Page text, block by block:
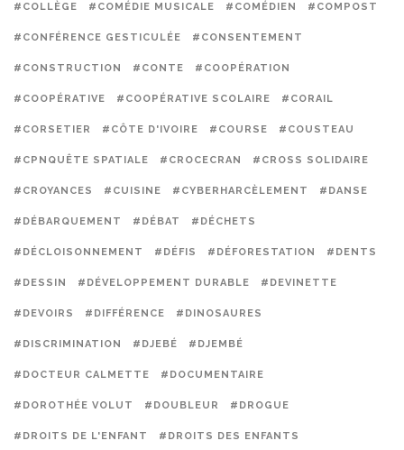
#COLLÈGE #COMÉDIE MUSICALE #COMÉDIEN #COMPOST
#CONFÉRENCE GESTICULÉE #CONSENTEMENT
#CONSTRUCTION #CONTE #COOPÉRATION
#COOPÉRATIVE #COOPÉRATIVE SCOLAIRE #CORAIL
#CORSETIER #CÔTE D'IVOIRE #COURSE #COUSTEAU
#CPNQUÊTE SPATIALE #CROCECRAN #CROSS SOLIDAIRE
#CROYANCES #CUISINE #CYBERHARCÈLEMENT #DANSE
#DÉBARQUEMENT #DÉBAT #DÉCHETS
#DÉCLOISONNEMENT #DÉFIS #DÉFORESTATION #DENTS
#DESSIN #DÉVELOPPEMENT DURABLE #DEVINETTE
#DEVOIRS #DIFFÉRENCE #DINOSAURES
#DISCRIMINATION #DJEBÉ #DJEMBÉ
#DOCTEUR CALMETTE #DOCUMENTAIRE
#DOROTHÉE VOLUT #DOUBLEUR #DROGUE
#DROITS DE L'ENFANT #DROITS DES ENFANTS